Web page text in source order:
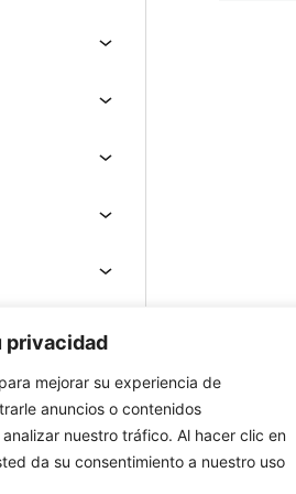
privacidad
mejorar su experiencia de
anuncios o contenidos
nuestro tráfico. Al hacer clic en
da su consentimiento a nuestro uso